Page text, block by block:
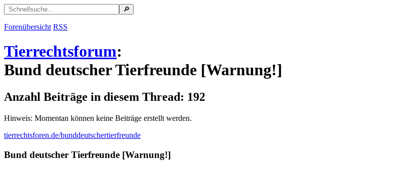
Forenübersicht RSS
Tierrechtsforum:
Bund deutscher Tierfreunde [Warnung!]
Anzahl Beiträge in diesem Thread: 192
Hinweis: Momentan können keine Beiträge erstellt werden.
tierrechtsforen.de/bunddeutschertierfreunde
Bund deutscher Tierfreunde [Warnung!]